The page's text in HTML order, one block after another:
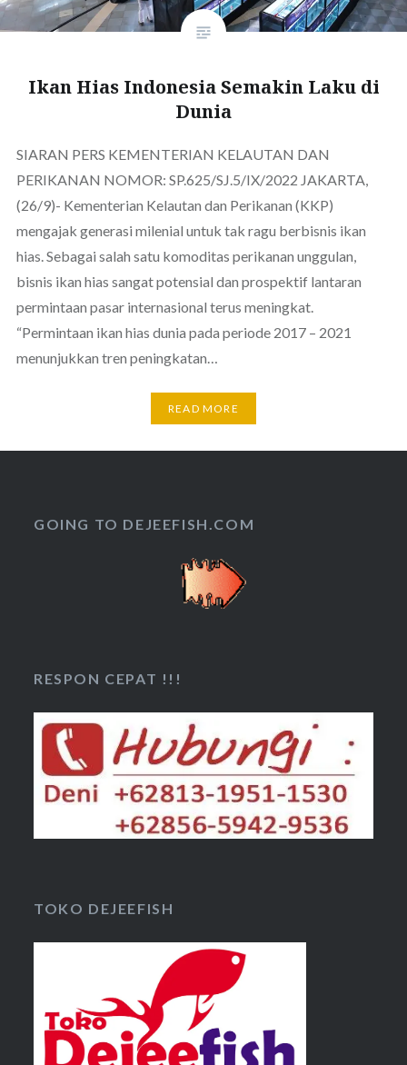
Ikan Hias Indonesia Semakin Laku di
Dunia
SIARAN PERS KEMENTERIAN KELAUTAN DAN
PERIKANAN NOMOR: SP.625/SJ.5/IX/2022 JAKARTA,
(26/9)- Kementerian Kelautan dan Perikanan (KKP)
mengajak generasi milenial untuk tak ragu berbisnis ikan
hias. Sebagai salah satu komoditas perikanan unggulan,
bisnis ikan hias sangat potensial dan prospektif lantaran
permintaan pasar internasional terus meningkat.
“Permintaan ikan hias dunia pada periode 2017 – 2021
menunjukkan tren peningkatan…
READ MORE
GOING TO DEJEEFISH.COM
RESPON CEPAT !!!
TOKO DEJEEFISH